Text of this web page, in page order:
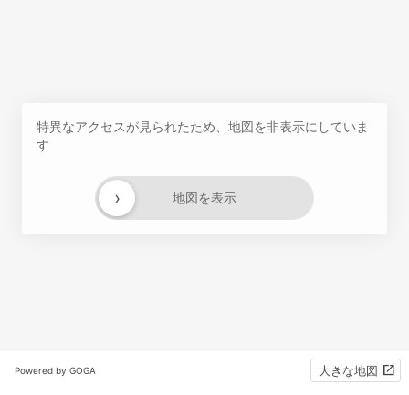
特異なアクセスが見られたため、地図を非表示にしていま
す
地図を表示
›
Powered by GOGA 大きな地図